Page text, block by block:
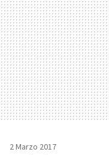
2 Marzo 2017